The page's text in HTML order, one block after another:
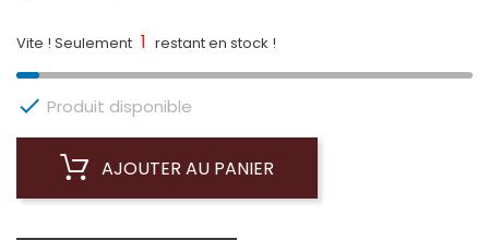
Vite ! Seulement 1 restant en stock !
 Produit disponible
AJOUTER AU PANIER